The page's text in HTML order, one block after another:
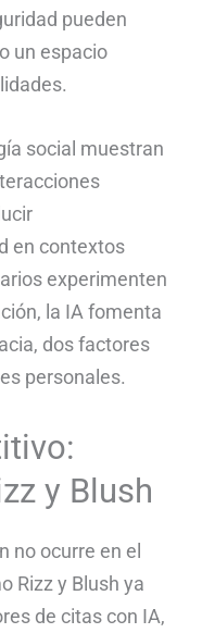
pueden
un espacio
social muestran
en contextos
experimenten
la IA fomenta
dos factores
personales.
y Blush
no ocurre en el
Rizz y Blush ya
de citas con IA,